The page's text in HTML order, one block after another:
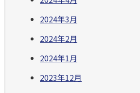
2024年3月
2024年2月
2024年1月
2023年12月